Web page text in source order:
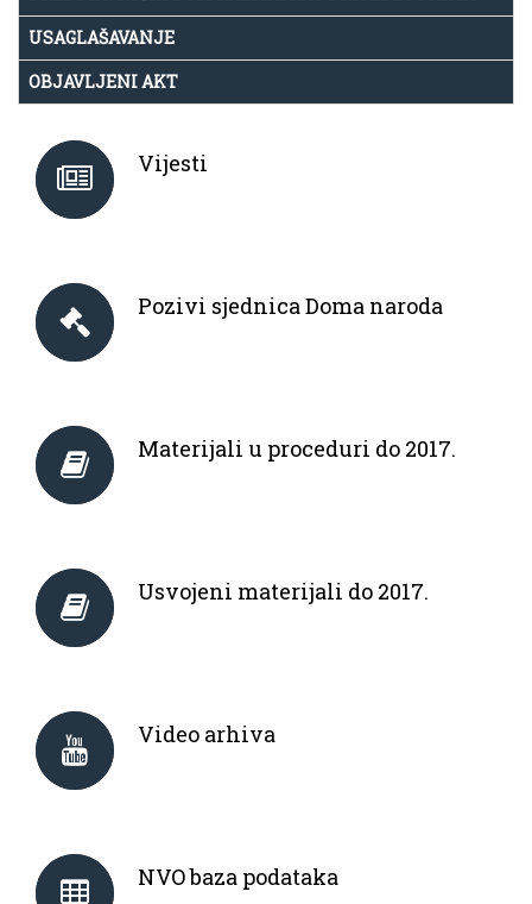
USAGLAŠAVANJE
OBJAVLJENI AKT
Vijesti
Pozivi sjednica Doma naroda
Materijali u proceduri do 2017.
Usvojeni materijali do 2017.
Video arhiva
NVO baza podataka